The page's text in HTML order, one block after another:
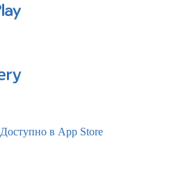
Доступно в App Store